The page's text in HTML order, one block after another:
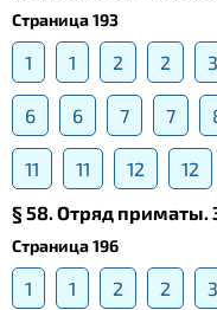
Страница 193
1 1 2 2 3
6 6 7 7
11 11 12 12
§ 58. Отряд
Страница 196
1 1 2 2 3